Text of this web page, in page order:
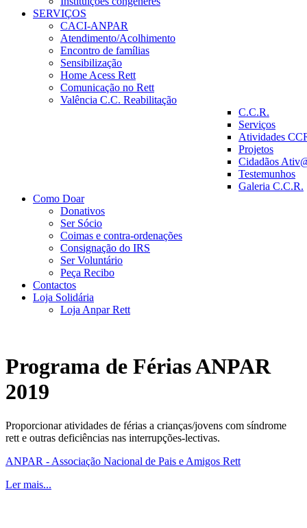
SERVIÇOS
CACI-ANPAR
Atendimento/Acolhimento
Encontro de famílias
Sensibilização
Home Acess Rett
Comunicação no Rett
Valência C.C. Reabilitação
C.C.R.
Serviços
Atividades
Projetos
Cidadãos
Testemunhos
Galeria C.C.R.
Como Doar
Donativos
Ser Sócio
Coimas e contra-ordenações
Consignação do IRS
Ser Voluntário
Peça Recibo
Contactos
Loja Solidária
Loja Anpar Rett
Programa de Férias ANPAR
2019
Proporcionar atividades de férias a crianças/jovens com síndrome
rett e outras deficiências nas interrupções-lectivas.
ANPAR - Associação Nacional de Pais e Amigos Rett
Ler mais...